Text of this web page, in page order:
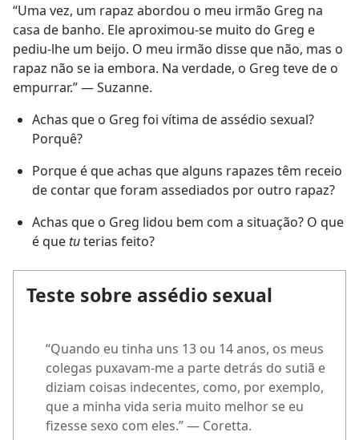
“Uma vez, um rapaz abordou o meu irmão Greg na
casa de banho. Ele aproximou-se muito do Greg e
pediu-lhe um beijo. O meu irmão disse que não, mas o
rapaz não se ia embora. Na verdade, o Greg teve de o
empurrar.” — Suzanne.
Achas que o Greg foi vítima de assédio sexual?
Porquê?
Porque é que achas que alguns rapazes têm receio
de contar que foram assediados por outro rapaz?
Achas que o Greg lidou bem com a situação? O que
é que tuterias feito?
Teste sobre assédio sexual
“Quando eu tinha uns 13 ou 14 anos, os meus
colegas puxavam-me a parte detrás do sutiã e
diziam coisas indecentes, como, por exemplo,
que a minha vida seria muito melhor se eu
fizesse sexo com eles.” — Coretta.